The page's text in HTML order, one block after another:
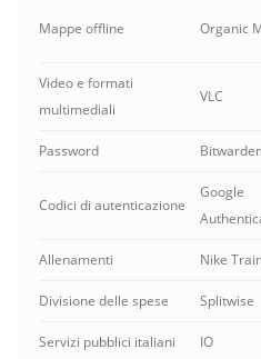
Mappe offline Organic
Video e formati
multimediali
VLC
Password
Codici di autenticazione
Google
Allenamenti Nike
Divisione delle spese Splitwise
Servizi pubblici italiani IO